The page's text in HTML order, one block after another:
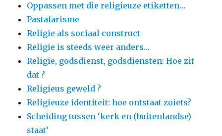
Oppassen met die religieuze etiketten…
Pastafarisme
Religie als sociaal construct
Religie is steeds weer anders…
Religie, godsdienst, godsdiensten: Hoe zit
dat ?
Religieus geweld ?
Religieuze identiteit: hoe ontstaat zoiets?
Scheiding tussen ‘kerk en (buitenlandse)
staat’